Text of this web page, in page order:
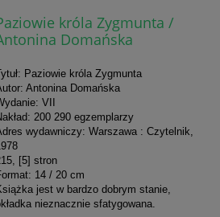
króla Zygmunta /
Domańska
Paziowie króla Zygmunta
Antonina Domańska
VII
200 290 egzemplarzy
wydawniczy: Warszawa : Czytelnik,
[5] stron
14 / 20 cm
jest w bardzo dobrym stanie,
nieznacznie sfatygowana.